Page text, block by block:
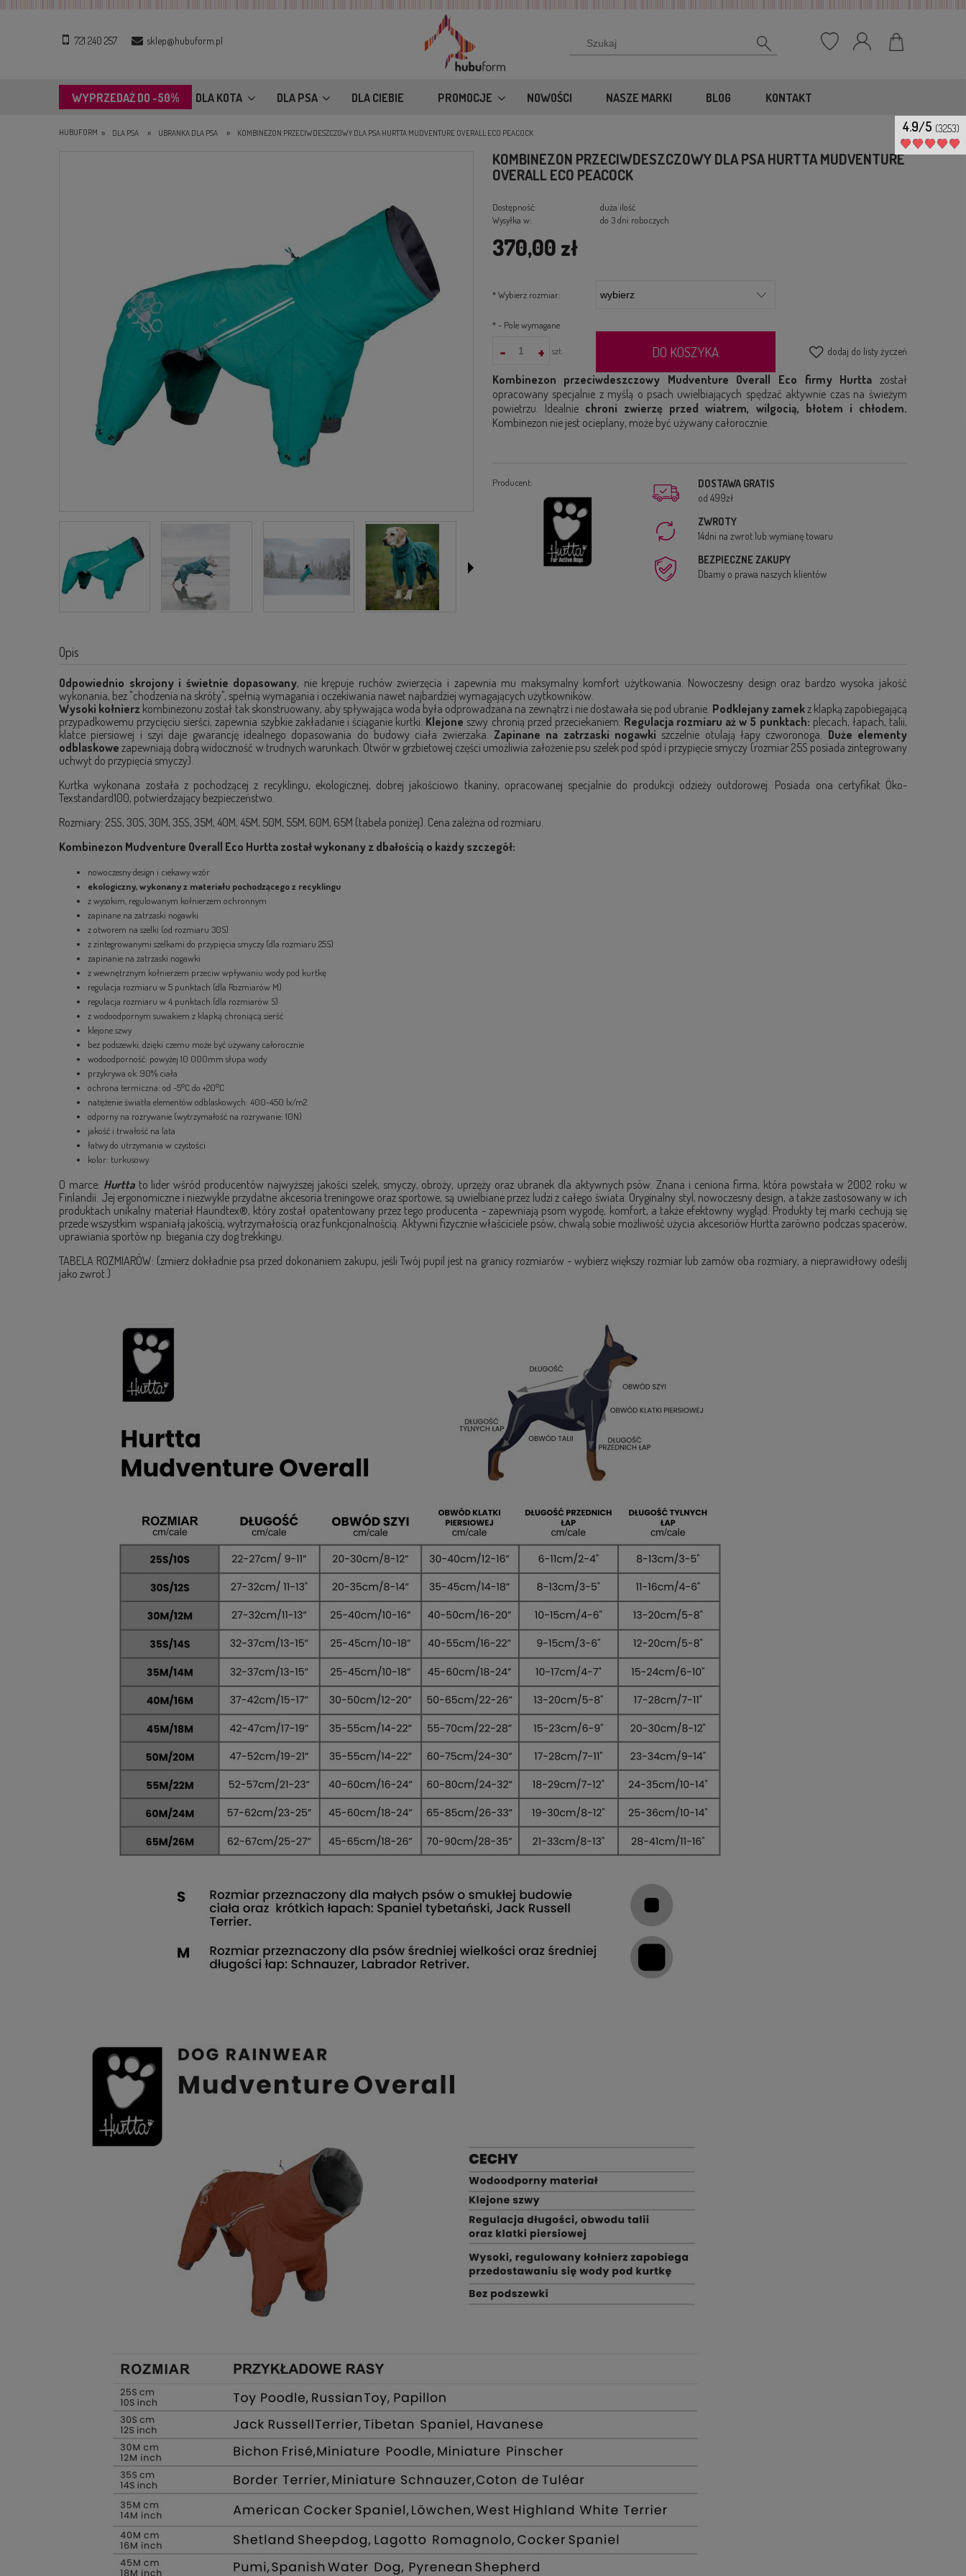
721 240 257 sklep@hubuform.pl
WYPRZEDAŻ DO -50% DLA KOTA DLA PSA DLA CIEBIE PROMOCJE NOWOŚCI NASZE MARKI BLOG KONTAKT
HUBUFORM » DLA PSA » UBRANKA DLA PSA » KOMBINEZON PRZECIWDESZCZOWY DLA PSA HURTTA MUDVENTURE OVERALL ECO PEACOCK
KOMBINEZON PRZECIWDESZCZOWY DLA PSA HURTTA MUDVENTURE
OVERALL ECO PEACOCK
Dostępność:
duża ilość
Wysyłka w:
do 3 dni roboczych
370,00 zł
*Wybierz rozmiar:
*- Pole wymagane
+
- szt. DO KOSZYKA dodaj do listy życzeń
Kombinezon przeciwdeszczowy Mudventure Overall Eco firmy Hurtta został
opracowany specjalnie z myślą o psach uwielbiających spędzać aktywnie czas na świeżym
powietrzu. Idealniechroni zwierzę przed wiatrem, wilgocią, błotem i chłodem.
Kombinezon nie jest ocieplany, może być używany całorocznie.
Producent:
DOSTAWA GRATIS
od 499zł
ZWROTY
14dni na zwrot lub wymianę towaru
BEZPIECZNE ZAKUPY
Dbamy o prawa naszych klientów
Opis
Odpowiednio skrojony i świetnie dopasowany, nie krępuje ruchów zwierzęcia i zapewnia mu maksymalny komfort użytkowania. Nowoczesny design oraz bardzo wysoka jakość
wykonania, bez "chodzenia na skróty", spełnią wymagania i oczekiwania nawet najbardziej wymagających użytkowników.
Wysoki kołnierz kombinezonu został tak skonstruowany, aby spływająca woda była odprowadzana na zewnątrz i nie dostawała się pod ubranie. Podklejany zamekz klapką zapobiegającą
przypadkowemu przycięciu sierści, zapewnia szybkie zakładanie i ściąganie kurtki. Klejone szwy chronią przed przeciekaniem. Regulacja rozmiaru aż w 5 punktach: plecach, łapach, talii,
klatce piersiowej i szyi daje gwarancję idealnego dopasowania do budowy ciała zwierzaka. Zapinane na zatrzaski nogawki szczelnie otulają łapy czworonoga. Duże elementy
odblaskowe zapewniają dobrą widoczność w trudnych warunkach. Otwór w grzbietowej części umożliwia założenie psu szelek pod spód i przypięcie smyczy (rozmiar 25S posiada zintegrowany
uchwyt do przypięcia smyczy).
Kurtka wykonana została z pochodzącej z recyklingu, ekologicznej, dobrej jakościowo tkaniny, opracowanej specjalnie do produkcji odzieży outdorowej. Posiada ona certyfikat Öko-
Texstandard100, potwierdzający bezpieczeństwo.
Rozmiary: 25S, 30S, 30M, 35S, 35M, 40M, 45M, 50M, 55M, 60M, 65M (tabela poniżej). Cena zależna od rozmiaru.
Kombinezon Mudventure Overall Eco Hurtta został wykonany z dbałością o każdy szczegół:
nowoczesny design i ciekawy wzór
ekologiczny, wykonany z materiału pochodzącego z recyklingu
z wysokim, regulowanym kołnierzem ochronnym
zapinane na zatrzaski nogawki
z otworem na szelki (od rozmiaru 30S)
z zintegrowanymi szelkami do przypięcia smyczy (dla rozmiaru 25S)
zapinanie na zatrzaski nogawki
z wewnętrznym kołnierzem przeciw wpływaniu wody pod kurtkę
regulacja rozmiaru w 5 punktach (dla Rozmiarów M)
regulacja rozmiaru w 4 punktach (dla rozmiarów S)
z wodoodpornym suwakiem z klapką chroniącą sierść
klejone szwy
bez podszewki, dzięki czemu może być używany całorocznie
wodoodporność: powyżej 10 000mm słupa wody
przykrywa ok. 90% ciała
ochrona termiczna: od -5°C do +20°C
natężenie światła elementów odblaskowych: 400-450 lx/m2
odporny na rozrywanie (wytrzymałość na rozrywanie: 10N)
jakość i trwałość na lata
łatwy do utrzymania w czystości
kolor: turkusowy
O marce: Hurttato lider wśród producentów najwyższej jakości szelek, smyczy, obroży, uprzęży oraz ubranek dla aktywnych psów. Znana i ceniona firma, która powstała w 2002 roku w
Finlandii. Jej ergonomiczne i niezwykle przydatne akcesoria treningowe oraz sportowe, są uwielbiane przez ludzi z całego świata. Oryginalny styl, nowoczesny design, a także zastosowany w ich
produktach unikalny materiał Haundtex®, który został opatentowany przez tego producenta - zapewniają psom wygodę, komfort, a także efektowny wygląd. Produkty tej marki cechują się
przede wszystkim wspaniałą jakością, wytrzymałością oraz funkcjonalnością. Aktywni fizycznie właściciele psów, chwalą sobie możliwość użycia akcesoriów Hurtta zarówno podczas spacerów,
uprawiania sportów np. biegania czy dog trekkingu.
TABELA ROZMIARÓW: (zmierz dokładnie psa przed dokonaniem zakupu, jeśli Twój pupil jest na granicy rozmiarów - wybierz większy rozmiar lub zamów oba rozmiary, a nieprawidłowy odeślij
jako zwrot.)
4.9/5 (3253)